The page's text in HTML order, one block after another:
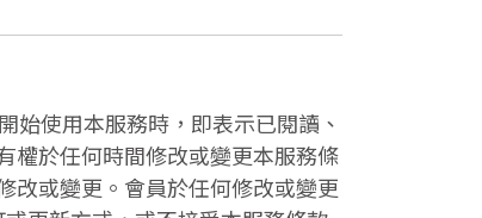
始使用本服務時，即表示已閱讀、
權於任何時間修改或變更本服務條
改或變更。會員於任何修改或變更